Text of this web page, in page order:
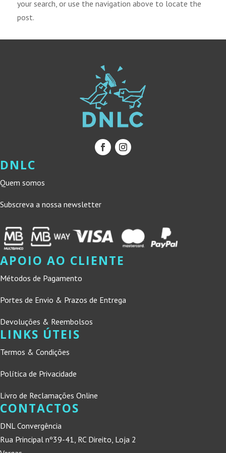
your search, or use the navigation above to locate the
post.
DNLC
Quem somos
Subscreva a nossa newsletter
APOIO AO CLIENTE
Métodos de Pagamento
Portes de Envio & Prazos de Entrega
Devoluções & Reembolsos
LINKS ÚTEIS
Termos & Condições
Política de Privacidade
Livro de Reclamações Online
CONTACTOS
DNL Convergência
Rua Principal nº39-41, RC Direito, Loja 2